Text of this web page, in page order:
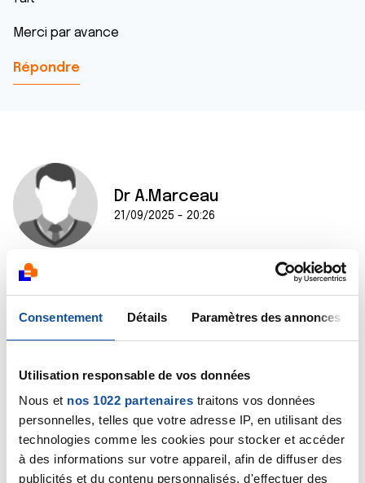
Consentement Détails Paramètres des annonces
Utilisation responsable de vos données
Nous et nos 1022 partenaires traitons vos données
personnelles, telles que votre adresse IP, en utilisant des
technologies comme les cookies pour stocker et accéder
à des informations sur votre appareil, afin de diffuser des
publicités et du contenu personnalisés, d'effectuer des
Merci par avance
Répondre
Dr A.Marceau
21/09/2025 - 20:26
Ce forum ne permet pas de répondre à une situation
telle que la vôtre. Seul un médecin en capacité de
examens, pourra vous aider.
Dr Marceau